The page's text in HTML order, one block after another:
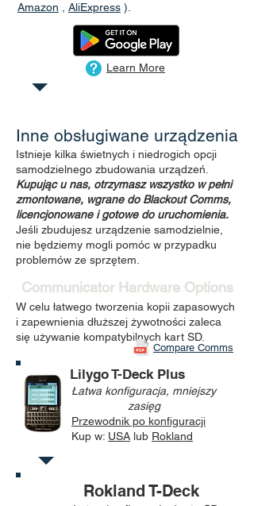
Amazon , AliExpress ).
Learn More
Inne obsługiwane urządzenia
Istnieje kilka świetnych i niedrogich opcji
samodzielnego zbudowania urządzeń.
Kupując u nas, otrzymasz wszystko w pełni
zmontowane, wgrane do Blackout Comms,
licencjonowane i gotowe do uruchomienia.
Jeśli zbudujesz urządzenie samodzielnie,
nie będziemy mogli pomóc w przypadku
problemów ze sprzętem.
Communicator Hardware Options
W celu łatwego tworzenia kopii zapasowych
i zapewnienia dłuższej żywotności zaleca
się używanie kompatybilnych kart SD.
Compare Comms
Lilygo T-Deck Plus
Łatwa konfiguracja, mniejszy
zasięg
Przewodnik po konfiguracji
Kup w: USA lub Rokland
Rokland T-Deck